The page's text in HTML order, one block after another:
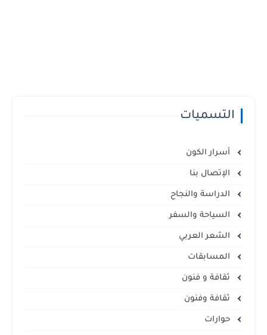
التسميات
أسرار الكون
الإتصال بنا
الدراسة والنجاح
السياحة والسفر
الشعر العربي
المسابقات
ثقافة و فنون
ثقافة وفنون
حوارات